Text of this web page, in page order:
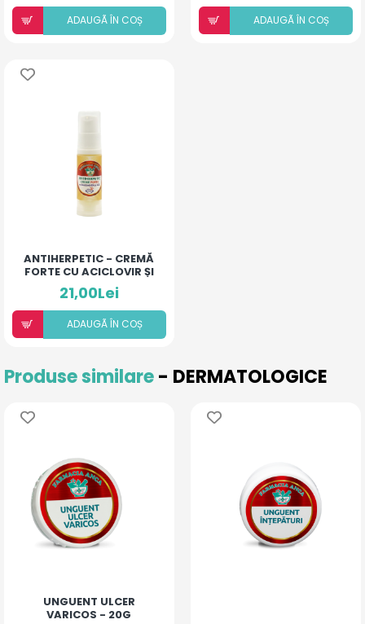
ADAUGÃ ÎN COȘ ADAUGÃ ÎN COȘ
ANTIHERPETIC - CREMĂ
FORTE CU ACICLOVIR ȘI
ULEIURI ESENȚIALE
21,00Lei
ADAUGÃ ÎN COȘ
Produse similare- DERMATOLOGICE
UNGUENT ULCER
VARICOS - 20G